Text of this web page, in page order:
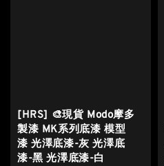
[HRS] 🎨現貨 Modo摩多
製漆 MK系列底漆 模型
漆 光澤底漆-灰 光澤底
漆-黑 光澤底漆-白